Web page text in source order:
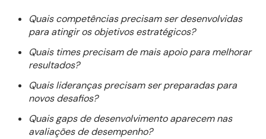
Quais competências precisam ser desenvolvidas
para atingir os objetivos estratégicos?
Quais times precisam de mais apoio para melhorar
resultados?
Quais lideranças precisam ser preparadas para
novos desafios?
Quais gaps de desenvolvimento aparecem nas
avaliações de desempenho?